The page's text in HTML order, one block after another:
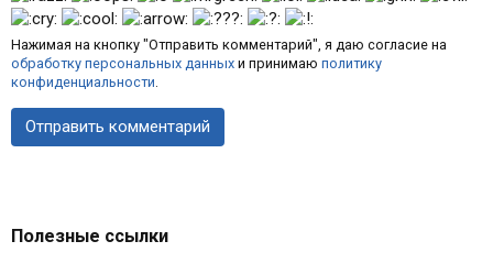
Нажимая на кнопку "Отправить комментарий", я даю согласие на
обработку персональных данных и принимаю политику
конфиденциальности.
Полезные ссылки